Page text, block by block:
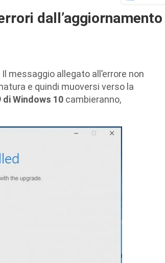
dall’aggiornamento
Il messaggio allegato all’errore non
e quindi muoversi verso la
Windows 10 cambieranno,